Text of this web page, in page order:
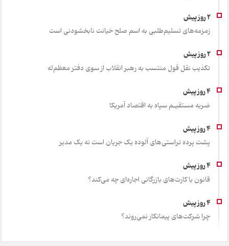
زمزمه‌های تسلیم‌طلبی به اسم صلح خیانت نابخشودنی است
تکذیب نقل قول منتسب به رهبر انقلاب از سوی دفتر معظم‌له
ضربه مستقیـم سپاه به اقتصاد آمر‌یکا
پشت پرده تراستی‌های آلوده یک جریان است نه یک مدیر
قانون با کارت‌های بازرگانی اجاره‌ای چه می‌کند؟
چرا شرکت‌های پیمانکار نمی‌روند؟